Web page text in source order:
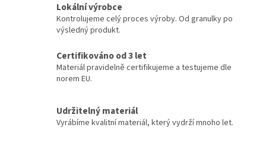
Lokální výrobce
Kontrolujeme celý proces výroby. Od granulky po
výsledný produkt.
Certifikováno od 3 let
Materiál pravidelně certifikujeme a testujeme dle
norem EU.
Udržitelný materiál
Vyrábíme kvalitní materiál, který vydrží mnoho let.